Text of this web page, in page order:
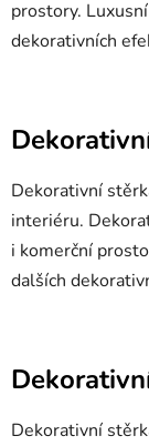
prostory.
dekorativních
Dekorativní
interiéru.
i komerční
dalších
Dekorativní